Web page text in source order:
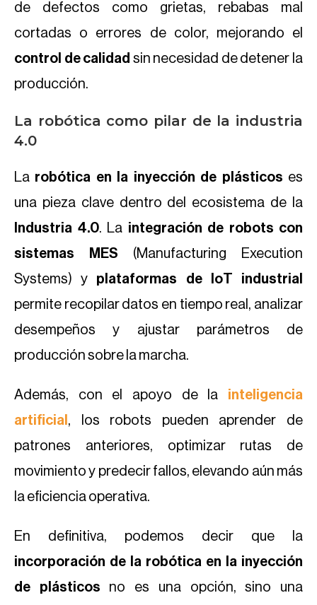
de defectos como grietas, rebabas mal
cortadas o errores de color, mejorando el
control de calidad sin necesidad de detener la
producción.
La robótica como pilar de la industria
4.0
La robótica en la inyección de plásticos es
una pieza clave dentro del ecosistema de la
Industria 4.0. La integración de robots con
sistemas MES (Manufacturing Execution
Systems) y plataformas de IoT industrial
permite recopilar datos en tiempo real, analizar
desempeños y ajustar parámetros de
producción sobre la marcha.
Además, con el apoyo de la
inteligencia
artificial , los robots pueden aprender de
patrones anteriores, optimizar rutas de
movimiento y predecir fallos, elevando aún más
la eficiencia operativa.
En definitiva, podemos decir que la
incorporación de la robótica en la inyección
de plásticos no es una opción, sino una